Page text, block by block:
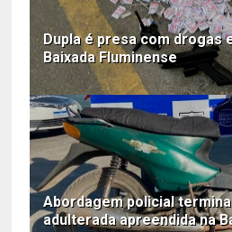
Dupla é presa com drogas
Baixada Fluminense
Abordagem policial
adulterada apreendida na